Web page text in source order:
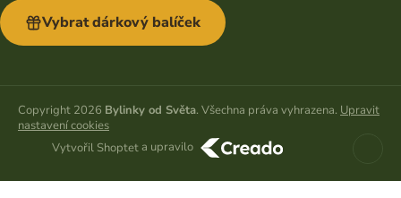
Vybrat dárkový balíček
Vytvořil Shopteta upravilo
Copyright 2026 Bylinky od Světa. Všechna práva vyhrazena. Upravit
nastavení cookies